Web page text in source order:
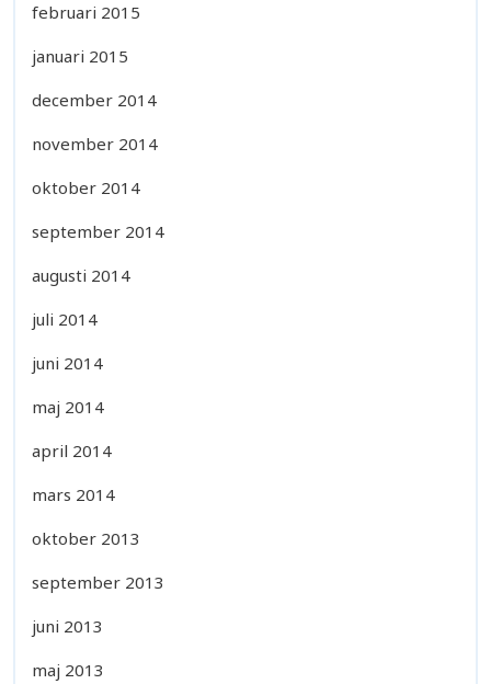
februari 2015
januari 2015
december 2014
november 2014
oktober 2014
september 2014
augusti 2014
juli 2014
juni 2014
maj 2014
april 2014
mars 2014
oktober 2013
september 2013
juni 2013
maj 2013